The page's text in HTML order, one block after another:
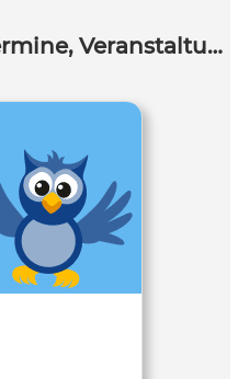
Bildungsangebote, Termine, Veranstaltungen